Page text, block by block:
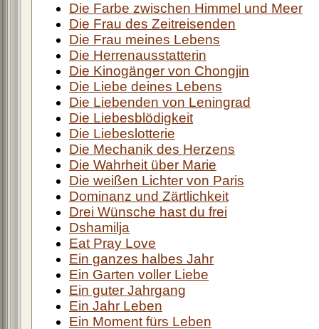
Die Farbe zwischen Himmel und Meer
Die Frau des Zeitreisenden
Die Frau meines Lebens
Die Herrenausstatterin
Die Kinogänger von Chongjin
Die Liebe deines Lebens
Die Liebenden von Leningrad
Die Liebesblödigkeit
Die Liebeslotterie
Die Mechanik des Herzens
Die Wahrheit über Marie
Die weißen Lichter von Paris
Dominanz und Zärtlichkeit
Drei Wünsche hast du frei
Dshamilja
Eat Pray Love
Ein ganzes halbes Jahr
Ein Garten voller Liebe
Ein guter Jahrgang
Ein Jahr Leben
Ein Moment fürs Leben